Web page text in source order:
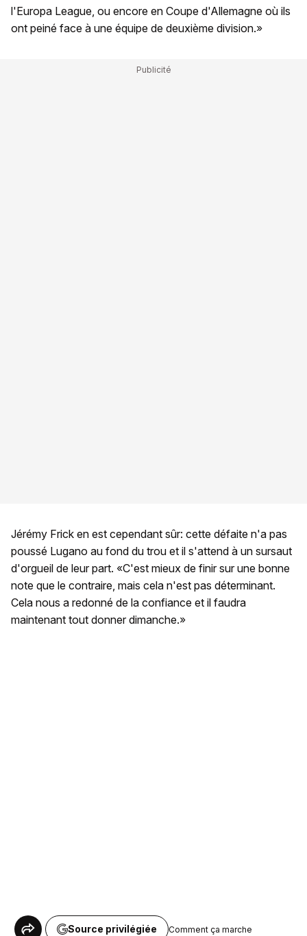
l'Europa League, ou encore en Coupe d'Allemagne où ils
ont peiné face à une équipe de deuxième division.»
Jérémy Frick en est cependant sûr: cette défaite n'a pas
poussé Lugano au fond du trou et il s'attend à un sursaut
d'orgueil de leur part. «C'est mieux de finir sur une bonne
note que le contraire, mais cela n'est pas déterminant.
Cela nous a redonné de la confiance et il faudra
maintenant tout donner dimanche.»
Source privilégiée Comment ça marche